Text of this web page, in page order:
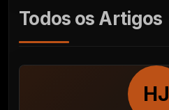
Todos os Artigos
HJ